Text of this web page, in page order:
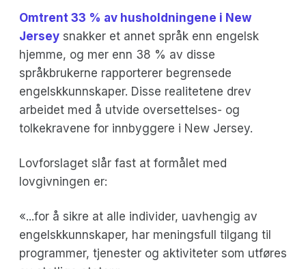
Omtrent 33 % av husholdningene i New
Jersey snakker et annet språk enn engelsk
hjemme, og mer enn 38 % av disse
språkbrukerne rapporterer begrensede
engelskkunnskaper. Disse realitetene drev
arbeidet med å utvide oversettelses- og
tolkekravene for innbyggere i New Jersey.
Lovforslaget slår fast at formålet med
lovgivningen er:
«...for å sikre at alle individer, uavhengig av
engelskkunnskaper, har meningsfull tilgang til
programmer, tjenester og aktiviteter som utføres